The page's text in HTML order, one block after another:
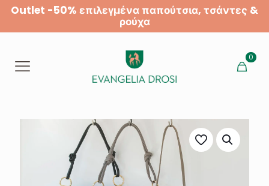
Outlet -50% επιλεγμένα παπούτσια, τσάντες &
ρούχα
0